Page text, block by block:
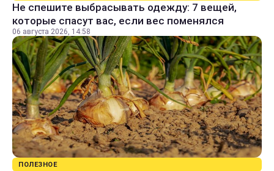
Не спешите выбрасывать одежду: 7 вещей,
которые спасут вас, если вес поменялся
06 августа 2026, 14:58
ПОЛЕЗНОЕ